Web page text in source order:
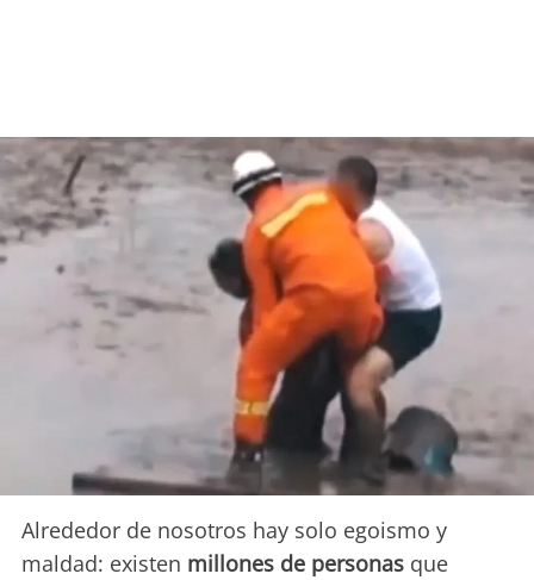
Alrededor de nosotros hay solo egoismo y
maldad: existen millones de personas que